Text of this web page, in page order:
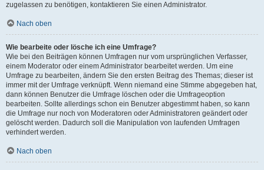
zugelassen zu benötigen, kontaktieren Sie einen Administrator.
Nach oben
Wie bearbeite oder lösche ich eine Umfrage?
Wie bei den Beiträgen können Umfragen nur vom ursprünglichen Verfasser,
einem Moderator oder einem Administrator bearbeitet werden. Um eine
Umfrage zu bearbeiten, ändern Sie den ersten Beitrag des Themas; dieser ist
immer mit der Umfrage verknüpft. Wenn niemand eine Stimme abgegeben hat,
dann können Benutzer die Umfrage löschen oder die Umfrageoption
bearbeiten. Sollte allerdings schon ein Benutzer abgestimmt haben, so kann
die Umfrage nur noch von Moderatoren oder Administratoren geändert oder
gelöscht werden. Dadurch soll die Manipulation von laufenden Umfragen
verhindert werden.
Nach oben